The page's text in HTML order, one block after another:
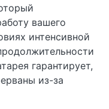
вашего
интенсивной
гарантирует,
из-за